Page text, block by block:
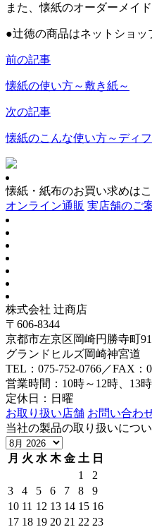
また、懐紙のオーダーメイ
●辻徳の商品はネットショッ
前の記事
懐紙の使い方～敷き紙～
次の記事
懐紙のこんな使い方～ディ
懐紙・紙布のお買い求めは
オンライン通販 実店舗のご
株式会社 辻商店
〒606-8344
京都市左京区岡崎円勝寺町91
グランドヒルズ岡崎神宮道
TEL：075-752-0766／FAX：
営業時間：10時～12時、13
定休日：日曜
お取り扱い店舗 お問い合わ
当社の製品の取り扱いにつ
月 火 水 木 金 土 日
1
2
3
4 5 6 7 8
9
10 11 12 13 14 15 16
17 18 19 20 21 22 23